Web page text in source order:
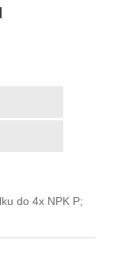
do 4x NPK P;